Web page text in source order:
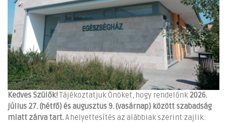
Kedves Szülők!Tájékoztatjuk Önöket, hogy rendelőnk 2026.
július 27. (hétfő) és augusztus 9. (vasárnap) között szabadság
miatt zárva tart.A helyettesítés az alábbiak szerint zajlik: